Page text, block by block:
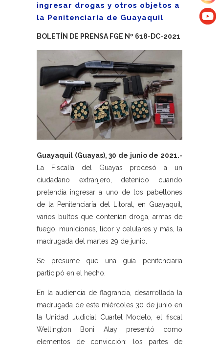
ingresar drogas y otros objetos a
la Penitenciaría de Guayaquil
BOLETÍN DE PRENSA FGE Nº 618-DC-2021
Guayaquil (Guayas), 30 de junio de 2021.-
La Fiscalía del Guayas procesó a un
ciudadano extranjero, detenido cuando
pretendía ingresar a uno de los pabellones
de la Penitenciaría del Litoral, en Guayaquil,
varios bultos que contenían droga, armas de
fuego, municiones, licor y celulares y más, la
madrugada del martes 29 de junio.
Se presume que una guía penitenciaria
participó en el hecho.
En la audiencia de flagrancia, desarrollada la
madrugada de este miércoles 30 de junio en
la Unidad Judicial Cuartel Modelo, el fiscal
Wellington Boni Alay presentó como
elementos de convicción: los partes de